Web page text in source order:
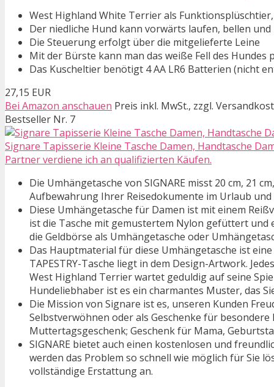
West Highland White Terrier als
Der niedliche Hund kann vorwärts laufen, bellen und
Die Steuerung erfolgt über die mitgelieferte Leine
Mit der Bürste kann man das weiße Fell des Hundes
Das Kuscheltier benötigt 4 AA LR6 Batterien (nicht
27,15 EUR
Bei Amazon anschauen Preis inkl. MwSt., zzgl.
Bestseller Nr. 7
Signare Tapisserie Kleine Tasche Damen, Handtasche
Partner verdiene ich an qualifizierten Käufen.
Die Umhängetasche von SIGNARE misst 20 cm, 21
Aufbewahrung Ihrer Reisedokumente im Urlaub
Diese Umhängetasche für Damen ist mit einem
ist die Tasche mit gemustertem Nylon gefüttert
die Geldbörse als Umhängetasche oder
Das Hauptmaterial für diese Umhängetasche ist
TAPESTRY-Tasche liegt in dem Design-Artwork.
West Highland Terrier wartet geduldig auf seine
Hundeliebhaber ist es ein charmantes Muster, das
Die Mission von Signare ist es, unseren Kunden
Selbstverwöhnen oder als Geschenke für besondere
Muttertagsgeschenk; Geschenk für Mama,
SIGNARE bietet auch einen kostenlosen und
werden das Problem so schnell wie möglich für Sie
vollständige Erstattung an.